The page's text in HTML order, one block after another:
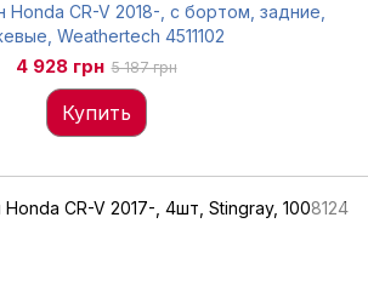
Honda CR-V 2018-, с бортом, задние,
Weathertech 4511102
4 928 грн 5 187 грн
Купить